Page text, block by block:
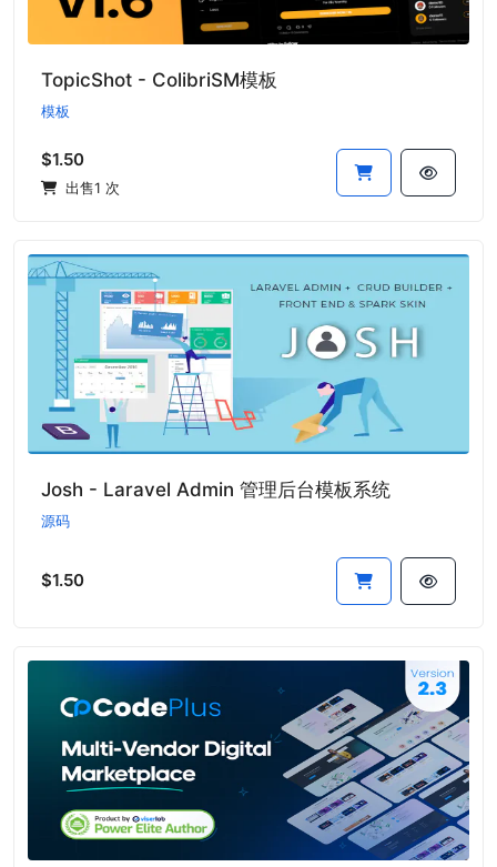
TopicShot - ColibriSM模板
模板
$1.50
出售1 次
Josh - Laravel Admin 管理后台模板系统
源码
$1.50